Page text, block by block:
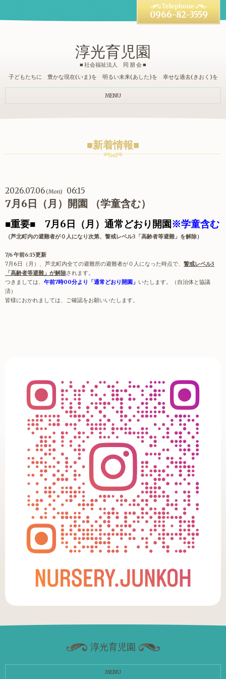
淳光育児園
■ 社会福祉法人 同 朋 会 ■
子どもたちに 豊かな現在(いま)を 明るい未来(あした)を 幸せな過去(きおく)を
0966-82-3559
MENU
■新着情報■
2026.07.06(Mon) 06:15
7月6日（月）開園 （学童含む）
■重要■ 7月6日（月）通常どおり開園 ※学童含む
（芦北町内の避難者が０人になり次第、警戒レベル3「高齢者等避難」を解除）
7/6 午前6:15更新
7月6日（月）、芦北町内全ての避難所の避難者が０人になった時点で、 警戒レベル3
「高齢者等避難」が解除されます。
つきましては、 午前7時00分より「通常どおり開園」 いたします。（自治体と協議
済）
皆様におかれましては、ご確認をお願いいたします。
淳光育児園
MENU